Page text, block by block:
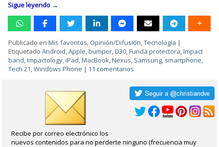
Sigue leyendo →
Publicado en Mis favoritos, Opinión/Difusión,Tecnología |
Etiquetado Android,Apple,bumper,D30,Funda protectora,Impact
band,Impactology,iPad,MacBook,Nexus, Samsung, smartphone,
Tech 21,Windows Phone | 11 comentarios
Recibe por correo electrónico los
nuevos contenidos para no perderte ninguno (frecuencia muy